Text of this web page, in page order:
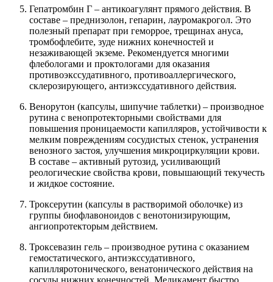
Гепатромбин Г – антикоагулянт прямого действия. В
составе – преднизолон, гепарин, лауромакрогол. Это
полезный препарат при геморрое, трещинах ануса,
тромбофлебите, зуде нижних конечностей и
незаживающей экземе. Рекомендуется многими
флебологами и проктологами для оказания
противоэкссудативного, противоаллергического,
склерозирующего, антиэкссудативного действия.
Венорутон (капсулы, шипучие таблетки) – производное
рутина с венопротекторными свойствами для
повышения проницаемости капилляров, устойчивости к
мелким повреждениям сосудистых стенок, устранения
венозного застоя, улучшения микроциркуляции крови.
В составе – активный рутозид, усиливающий
реологические свойства крови, повышающий текучесть
и жидкое состояние.
Троксерутин (капсулы в растворимой оболочке) из
группы биофлавоноидов с венотонизирующим,
ангиопротекторым действием.
Троксевазин гель – производное рутина с оказанием
гемостатического, антиэкссудативного,
капилляротонического, венатонического действия на
сосуды нижних конечностей. Медикамент быстро